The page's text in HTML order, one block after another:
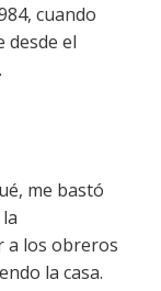
cuando
desde el
me bastó
a los obreros
la casa.